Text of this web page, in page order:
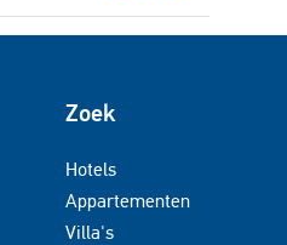
Zoek
Hotels
Appartementen
Villa's